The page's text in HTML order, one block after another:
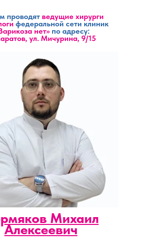
проводят ведущие хирурги
федеральной сети клиник
нет» по адресу:
ул. Мичурина, 9/15
Михаил
Алексеевич